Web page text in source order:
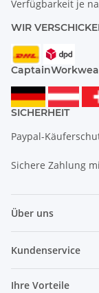
Verfügbarkeit je
WIR
SICHERHEIT
Paypal-
Sichere Zahlung
Über uns
Kundenservice
Ihre Vorteile